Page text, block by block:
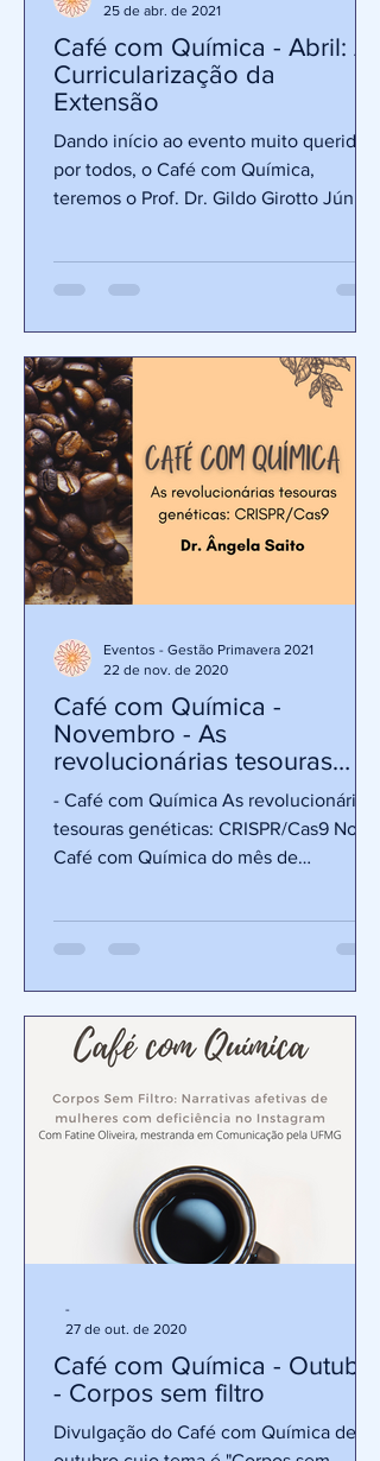
Café com Química - Abril: A
Curricularização da
Extensão
Dando início ao evento muito querido
por todos, o Café com Química,
teremos o Prof. Dr. Gildo Girotto Júnior;
25 de abr. de 2021
Café com Química -
Novembro - As
revolucionárias tesouras
genéticas
- Café com Química As revolucionárias
tesouras genéticas: CRISPR/Cas9 No
Café com Química do mês de
Eventos - Gestão Primavera 2021
22 de nov. de 2020
Café com Química - Outubro
- Corpos sem filtro
Divulgação do Café com Química de
-
27 de out. de 2020